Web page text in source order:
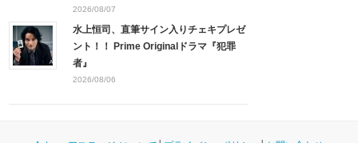
2026/08/07
水上恒司、直筆サイン入りチェキプレゼ
ント！！ Prime Originalドラマ『犯罪
者』
2026/08/06